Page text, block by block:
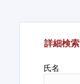
詳細検索
氏名